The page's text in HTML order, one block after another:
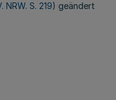
NRW. S. 219) geändert